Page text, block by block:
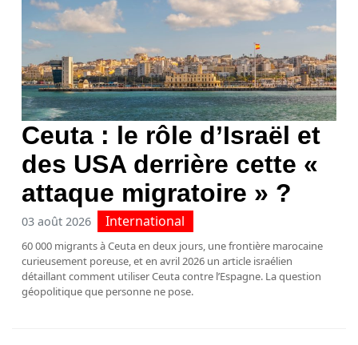
Ceuta : le rôle d’Israël et
des USA derrière cette «
attaque migratoire » ?
03 août 2026 International
60 000 migrants à Ceuta en deux jours, une frontière marocaine
curieusement poreuse, et en avril 2026 un article israélien
détaillant comment utiliser Ceuta contre l’Espagne. La question
géopolitique que personne ne pose.